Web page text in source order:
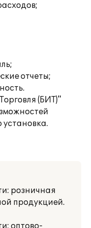
отчеты;
(БИТ)"
установка.
розничная
продукцией.
оптово-